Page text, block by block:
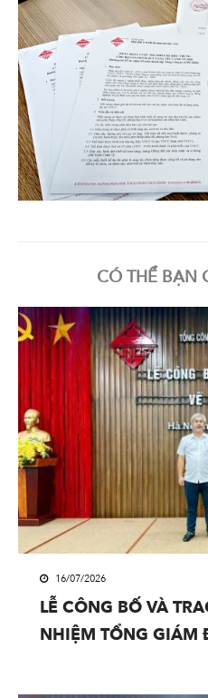
CÓ THỂ BẠN
16/07/2026
LỄ CÔNG BỐ VÀ
NHIỆM TỔNG GIÁM